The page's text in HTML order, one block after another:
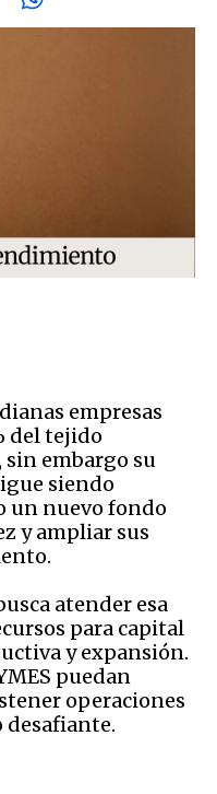
empresas
del tejido
embargo su
siendo
un nuevo fondo
y ampliar sus
atender esa
para capital
y expansión.
puedan
operaciones